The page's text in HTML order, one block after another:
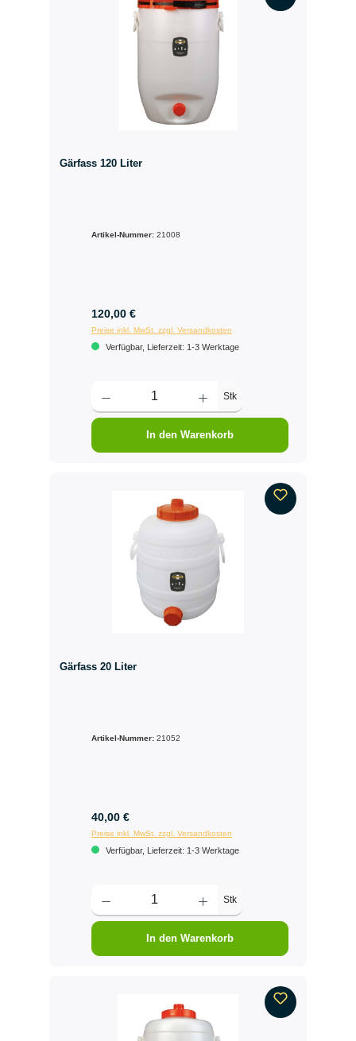
Gärfass 120 Liter
Artikel-Nummer: 21008
120,00 €
Preise inkl. MwSt. zzgl. Versandkosten
Verfügbar, Lieferzeit: 1-3 Werktage
Stk
In den Warenkorb
Gärfass 20 Liter
Artikel-Nummer: 21052
40,00 €
Preise inkl. MwSt. zzgl. Versandkosten
Verfügbar, Lieferzeit: 1-3 Werktage
Stk
In den Warenkorb